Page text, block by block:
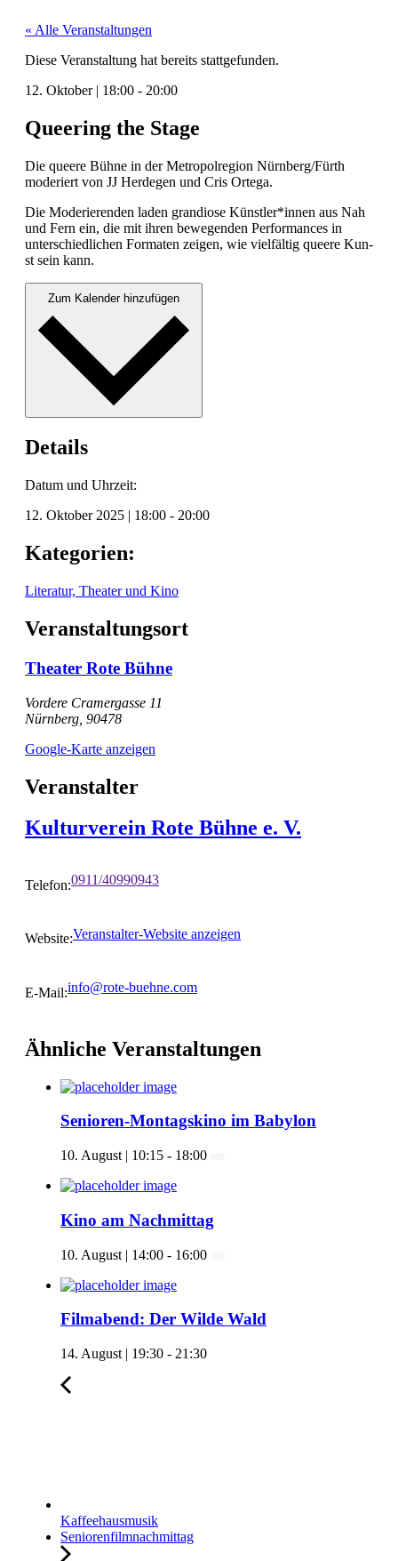
« Alle Veranstaltungen
Diese Veranstaltung hat bereits stattgefunden.
12. Oktober | 18:00 - 20:00
Queering the Stage
Die queere Bühne in der Metropol­re­gion Nürnberg/Fürth
mod­eriert von JJ Herde­gen und Cris Orte­ga.
Die Mod­erieren­den laden grandiose Künstler*innen aus Nah
und Fern ein, die mit ihren bewe­gen­den Per­for­mances in
unter­schiedlichen For­mat­en zeigen, wie vielfältig queere Kun­
st sein kann.
Details
Datum und Uhrzeit:
12. Oktober 2025 | 18:00 - 20:00
Kategorien:
Literatur, Theater und Kino
Veranstaltungsort
Theater Rote Bühne
Vordere Cramergasse 11
Nürnberg 90478
Google-Karte anzeigen
Veranstalter
Kulturverein Rote Bühne e. V.
Telefon:0911/40990943
Website:Veranstalter-Website anzeigen
E-Mail:info@rote-buehne.com
Ähnliche Veranstaltungen
Senioren-Montagskino im Babylon
10. August | 10:15 - 18:00
Kino am Nachmittag
10. August | 14:00 - 16:00
Filmabend: Der Wilde Wald
14. August | 19:30 - 21:30
Kaffeehausmusik
Seniorenfilmnachmittag